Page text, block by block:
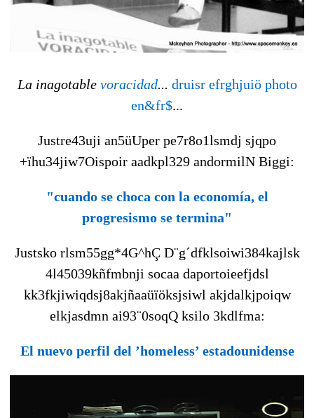
La inagotable voracidad... druisr efrghjuiö photo
en&fr$...
Justre43uji an5üUper pe7r8o1lsmdj sjqpo
+ïhu34jiw7Oispoir aadkpl329 andormilN Biggi:
"cuando se choca con la economía, el
progresismo se termina"
Justsko rlsm55gg*4G^hÇ D¨g´dfklsoiwi384kajlsk
4l45039kñfmbnji socaa daportoieefjdsl
kk3fkjiwiqdsj8akjñaaüïöksjsiwl akjdalkjpoiqw
elkjasdmn ai93¨0soqQ ksilo 3kdlfma:
El nuevo perfil del ’homeless’ estadounidense